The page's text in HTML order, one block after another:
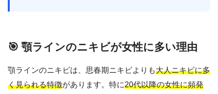
🎯 顎ラインのニキビが女性に多い理由
顎ラインのニキビは、思春期ニキビよりも大人ニキビに多
く見られる特徴があります。特に20代以降の女性に頻発